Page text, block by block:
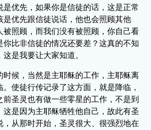
是优先，如果你是信徒的话，这是正常
是优先跟信徒说话，他也会照顾其他
被照顾，而我们没有被照顾，你自己看
你比非信徒的情况还要差？这真的不知
是我要让大家知道。
时候，当然是主耶稣的工作，主耶稣离
使徒行传记录了这方面，就是降临，
前圣灵也有做一些零星的工作，不是到
这是因为主耶稣牺牲他自己，故此有圣
，从那时开始，圣灵很大、很强烈地在